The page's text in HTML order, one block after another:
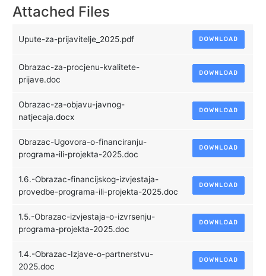
Attached Files
Upute-za-prijavitelje_2025.pdf DOWNLOAD
Obrazac-za-procjenu-kvalitete-
prijave.doc
DOWNLOAD
Obrazac-za-objavu-javnog-
natjecaja.docx
DOWNLOAD
Obrazac-Ugovora-o-financiranju-
programa-ili-projekta-2025.doc
DOWNLOAD
1.6.-Obrazac-financijskog-izvjestaja-
provedbe-programa-ili-projekta-2025.doc
DOWNLOAD
1.5.-Obrazac-izvjestaja-o-izvrsenju-
programa-projekta-2025.doc
DOWNLOAD
1.4.-Obrazac-Izjave-o-partnerstvu-
2025.doc
DOWNLOAD